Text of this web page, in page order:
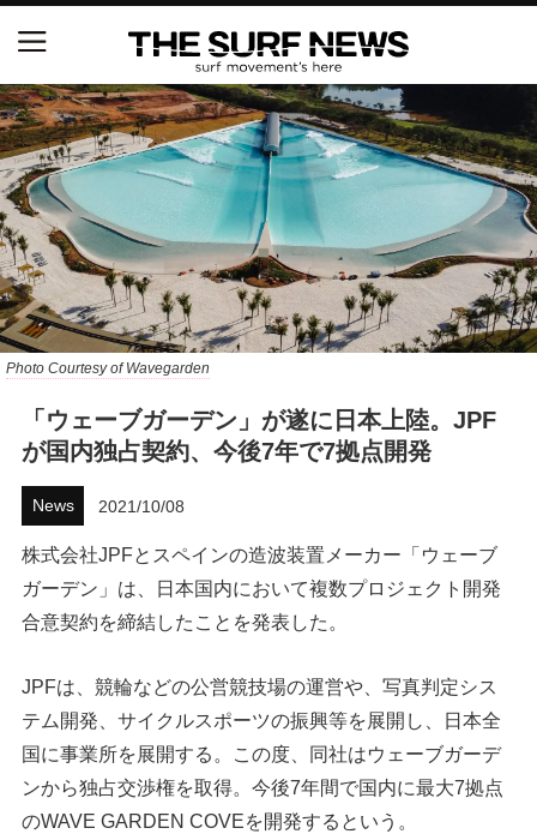
Photo Courtesy of Wavegarden
「ウェーブガーデン」が遂に日本上陸。JPF
が国内独占契約、今後7年で7拠点開発
News 2021/10/08
株式会社JPFとスペインの造波装置メーカー「ウェーブ
ガーデン」は、日本国内において複数プロジェクト開発
合意契約を締結したことを発表した。
JPFは、競輪などの公営競技場の運営や、写真判定シス
テム開発、サイクルスポーツの振興等を展開し、日本全
国に事業所を展開する。この度、同社はウェーブガーデ
ンから独占交渉権を取得。今後7年間で国内に最大7拠点
のWAVE GARDEN COVEを開発するという。
NSAと茅ヶ崎市が包括連携協定を締結 自治体との
協定は全国初、サーフィンを軸に地域活性化へ
【五十嵐カノア独占インタビュー】旧友レオ、ジャ
ックとの豪華プライベートセッション
S.ONE ショート＆ロング開幕戦・現地リポート（高
橋みなと）
ニュース
製品情報
特集
ハウツー
ホリデースタイル
ウェストジャパン
イベント・リリース